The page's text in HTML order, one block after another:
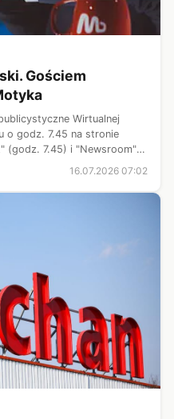
Gościem
Wirtualnej
o godz. 7.45 na stronie
(godz. 7.45) i "Newsroom"
16.07.2026 07:02